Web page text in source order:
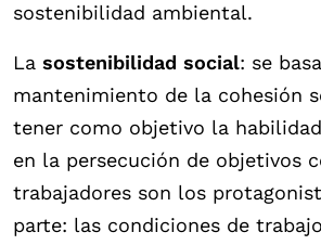
sostenibilidad ambiental.
La sostenibilidad social: se
mantenimiento de la cohesión
tener como objetivo la
en la persecución de objetivos
trabajadores son los
parte: las condiciones de